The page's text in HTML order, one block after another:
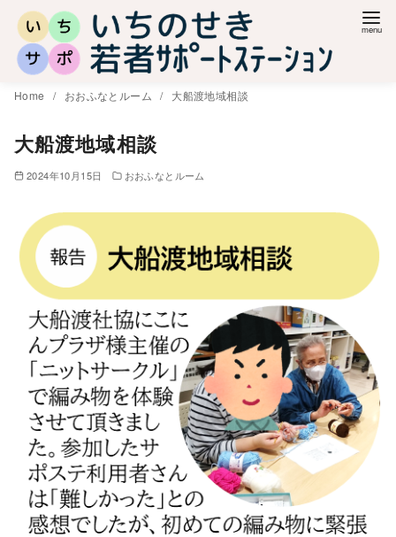
Home おおふなとルーム 大船渡地域相談
大船渡地域相談
2024年10月15日 おおふなとルーム